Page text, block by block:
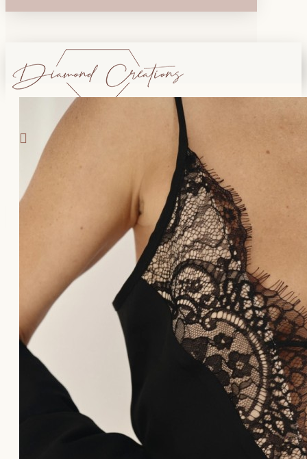
Το καλάθι αγορών είναι άδειο!